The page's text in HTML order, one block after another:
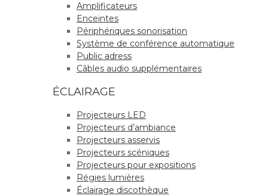
Amplificateurs
Enceintes
Périphériques sonorisation
Système de conférence automatique
Public adress
Câbles audio supplémentaires
ÉCLAIRAGE
Projecteurs LED
Projecteurs d’ambiance
Projecteurs asservis
Projecteurs scéniques
Projecteurs pour expositions
Régies lumières
Éclairage discothèque